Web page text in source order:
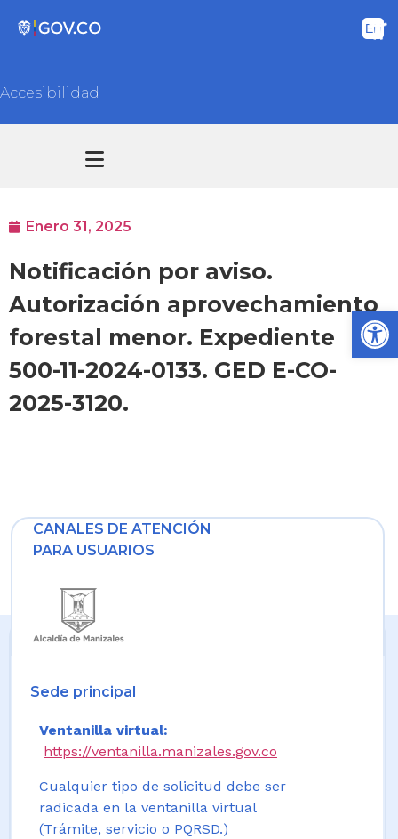
Accesibilidad
Enero 31, 2025
Notificación por aviso.
Autorización aprovechamiento
forestal menor. Expediente
500-11-2024-0133. GED E-CO-
2025-3120.
CANALES DE ATENCIÓN
PARA USUARIOS
Sede principal
Ventanilla virtual:
https://ventanilla.manizales.gov.co
Cualquier tipo de solicitud debe ser
radicada en la ventanilla virtual
(Trámite, servicio o PQRSD.)